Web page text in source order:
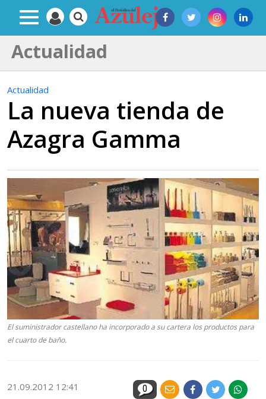
Actualidad
Actualidad
La nueva tienda de
Azagra Gamma
El suministrador castellano ha incorporado a su cartera los productos para
el cuarto de baño.
21.09.2012 12:41 0